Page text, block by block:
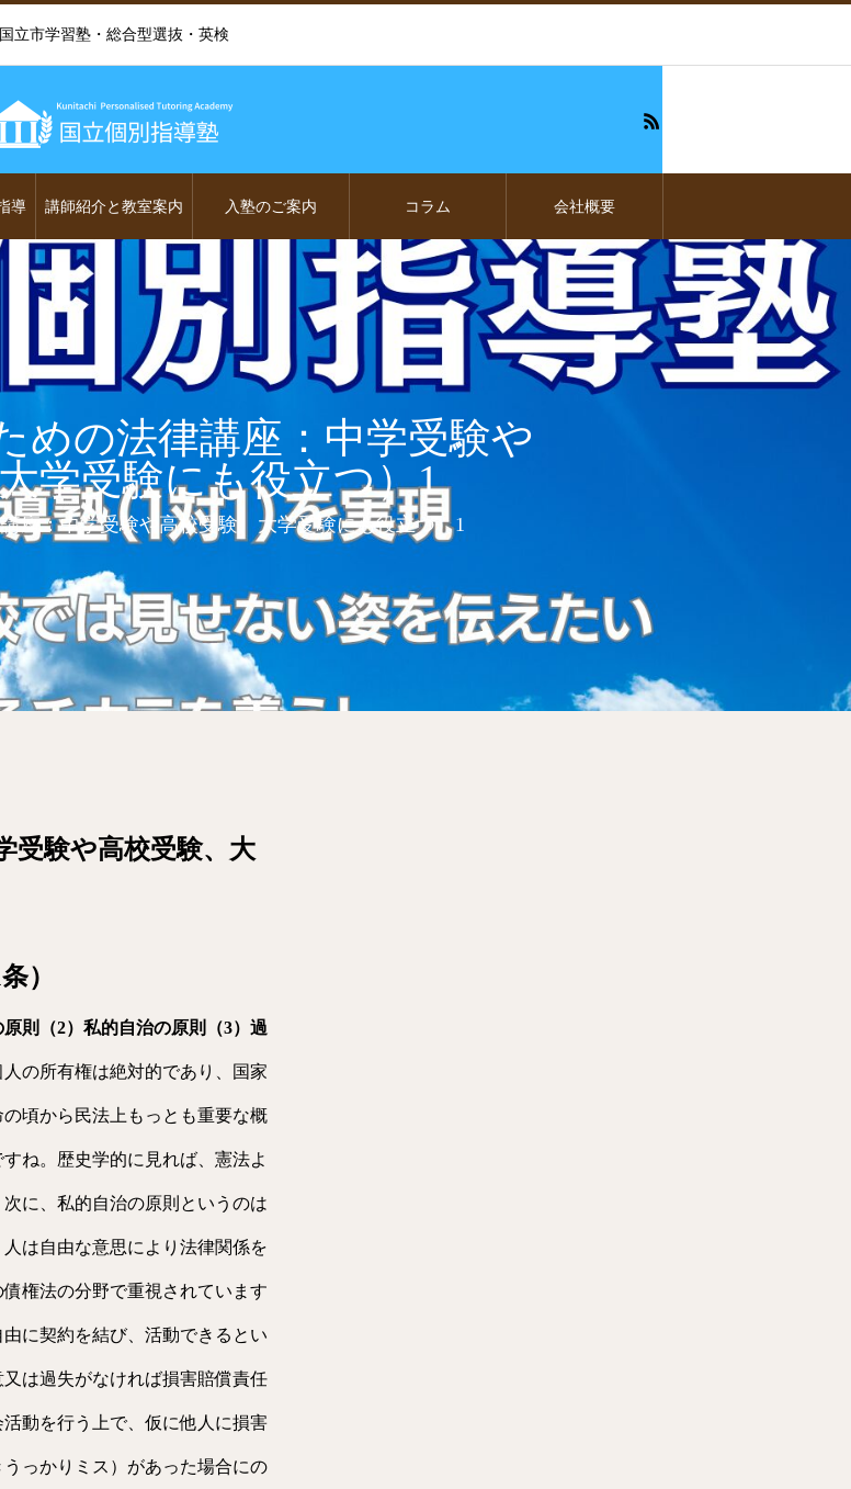
国立市学習塾・総合型選抜・英検
導 講師紹介と教室案内 入塾のご案内 コラム 会社概要
めの法律講座：中学受験や
学受験にも役立つ）1
座：中学受験や高校受験、大学受験にも役立つ）1
受験や高校受験、大
）
原則（2）私的自治の原則（3）過
の所有権は絶対的であり、国家
頃から民法上もっとも重要な概
ね。歴史学的に見れば、憲法よ
に、私的自治の原則というのは
は自由な意思により法律関係を
権法の分野で重視されています
に契約を結び、活動できるとい
は過失がなければ損害賠償責任
動を行う上で、仮に他人に損害
っかりミス）があった場合にの